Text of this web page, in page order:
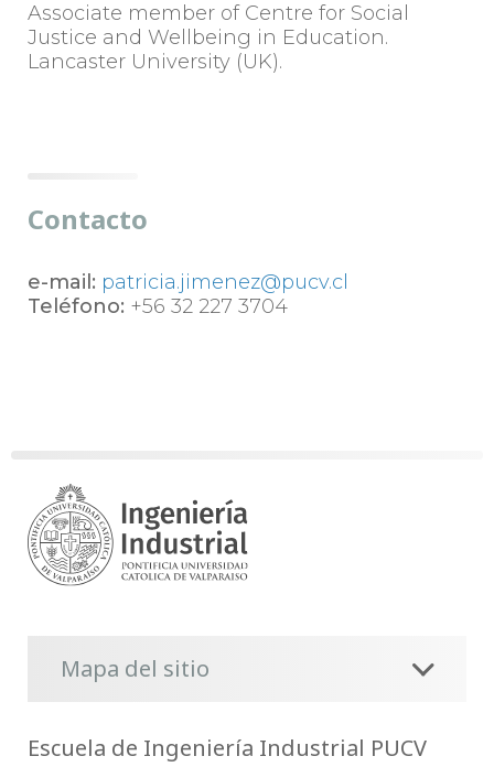
Associate member of Centre for Social
Justice and Wellbeing in Education.
Lancaster University (UK).
Contacto
e-mail: patricia.jimenez@pucv.cl
Teléfono: +56 32 227 3704
Mapa del sitio
Escuela de Ingeniería Industrial PUCV